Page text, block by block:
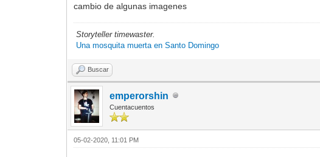
cambio de algunas imagenes
Storyteller timewaster.
Una mosquita muerta en Santo Domingo
Buscar
emperorshin
Cuentacuentos
05-02-2020, 11:01 PM